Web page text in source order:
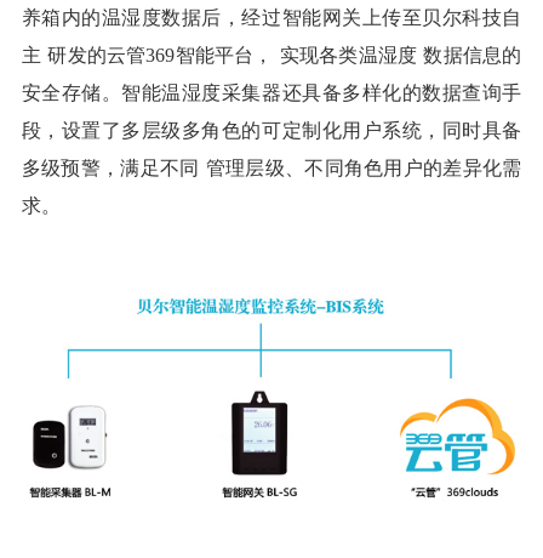
养箱内的温湿度数据后，经过智能网关上传至贝尔科技自
主 研发的云管369智能平台 ， 实现各类温湿度 数据信息的
安全存储。智能温湿度采集器还具备多样化的数据查询手
段，设置了多层级多角色的可定制化用户系统，同时具备
多级预警，满足不同 管理层级 、不同角色用户的差异化需
求。